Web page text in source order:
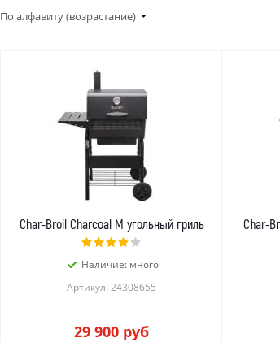
По алфавиту (возрастание)
Char-Broil Charcoal M угольный гриль
Наличие: много
Артикул: 24308655
29 900 руб
Char-